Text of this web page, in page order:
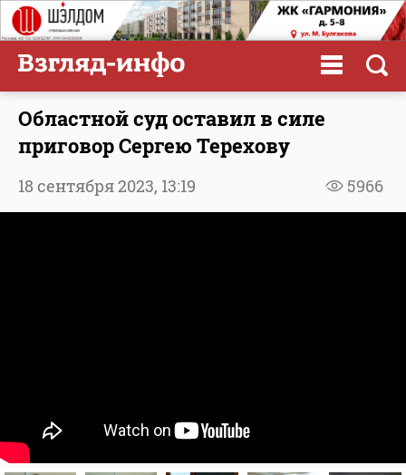
Областной суд оставил в силе
приговор Сергею Терехову
5966
18 сентября 2023, 13:19